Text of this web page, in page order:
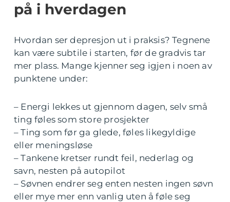
på i hverdagen
Hvordan ser depresjon ut i praksis? Tegnene
kan være subtile i starten, før de gradvis tar
mer plass. Mange kjenner seg igjen i noen av
punktene under:
– Energi lekkes ut gjennom dagen, selv små
ting føles som store prosjekter
– Ting som før ga glede, føles likegyldige
eller meningsløse
– Tankene kretser rundt feil, nederlag og
savn, nesten på autopilot
– Søvnen endrer seg enten nesten ingen søvn
eller mye mer enn vanlig uten å føle seg